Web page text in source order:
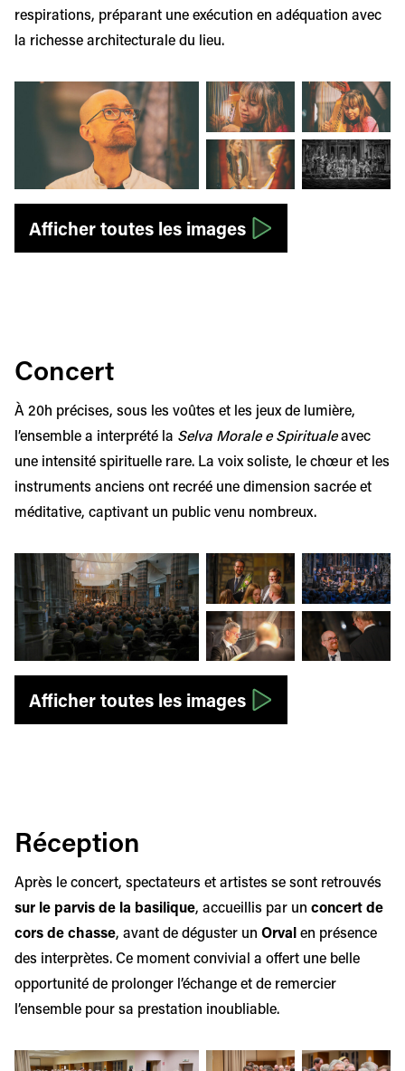
respirations, préparant une exécution en adéquation avec
la richesse architecturale du lieu.
Afficher l'image en grand Afficher l'image en grand
Afficher
Afficher l'image en grand
Afficher l'image
Afficher toutes les images
Concert
À 20h précises, sous les voûtes et les jeux de lumière,
l’ensemble a interprété la Selva Morale e Spiritualeavec
une intensité spirituelle rare. La voix soliste, le chœur et les
instruments anciens ont recréé une dimension sacrée et
méditative, captivant un public venu nombreux.
Afficher l'image en grand Afficher l'image en grand
Afficher l'image
Afficher l'image en grand
Afficher
Afficher toutes les images
Réception
Après le concert, spectateurs et artistes se sont retrouvés
sur le parvis de la basilique, accueillis par un concert de
cors de chasse, avant de déguster un Orvalen présence
des interprètes. Ce moment convivial a offert une belle
opportunité de prolonger l’échange et de remercier
l’ensemble pour sa prestation inoubliable.
Afficher l'image en grand Afficher l'image en grand
Afficher l'image